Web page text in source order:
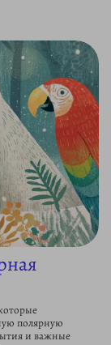
полярную
и важные